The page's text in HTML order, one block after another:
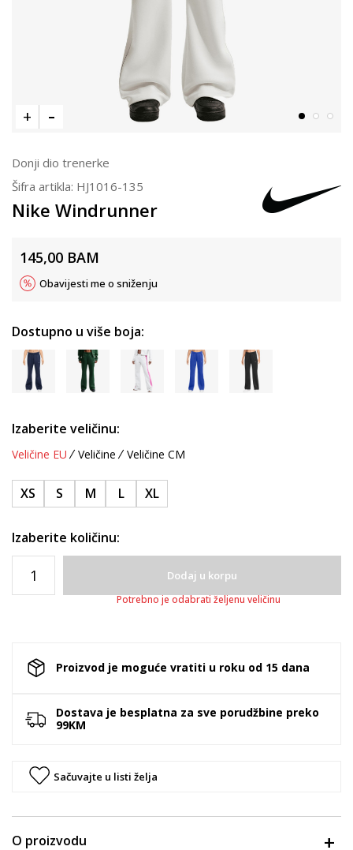
Donji dio trenerke
Šifra artikla: HJ1016-135
Nike Windrunner
145,00 BAM
Obavijesti me o sniženju
Dostupno u više boja:
Izaberite veličinu:
Veličine EU Veličine Veličine CM
XS S M L XL
Izaberite količinu:
Dodaj u korpu
Potrebno je odabrati željenu veličinu
Proizvod je moguće vratiti u roku od 15 dana
Dostava je besplatna za sve porudžbine preko
99KM
Sačuvajte u listi želja
O proizvodu